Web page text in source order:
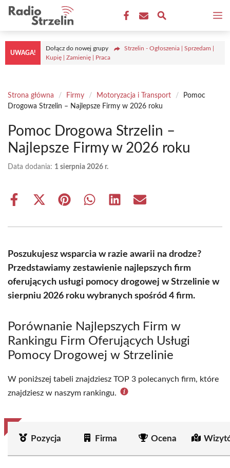
Przejdź
treści
UWAGA!
Dołącz do nowej grupy
Strzelin - Ogłoszenia | Sprzedam |
Kupię | Zamienię | Praca
Strona główna / Firmy / Motoryzacja i Transport /
Pomoc
Drogowa Strzelin – Najlepsze Firmy w 2026 roku
Pomoc Drogowa Strzelin –
Najlepsze Firmy w 2026 roku
Data dodania: 1 sierpnia 2026 r.
Share
Share
(Twitter)
Share Share Share Share
Poszukujesz wsparcia w razie awarii na drodze?
Przedstawiamy zestawienie najlepszych firm
oferujących usługi pomocy drogowej w Strzelinie w
sierpniu 2026 roku wybranych spośród 4 firm.
Porównanie Najlepszych Firm w
Rankingu Firm Oferujących Usługi
Pomocy Drogowej w Strzelinie
W poniższej tabeli znajdziesz TOP 3 polecanych firm, które
znajdziesz w naszym rankingu.
Pozycja Firma Ocena